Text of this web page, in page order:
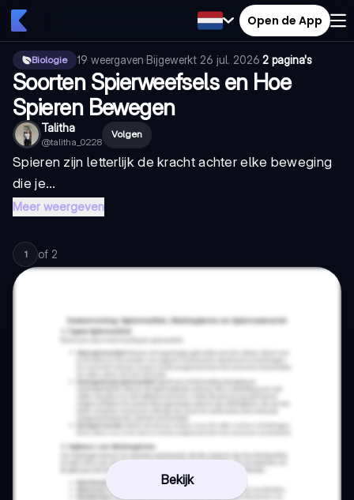
Open de App
Biologie 19 weergaven·Bijgewerkt 26 jul. 2026·2 pagina's
Soorten Spierweefsels en Hoe
Spieren Bewegen
Talitha
@talitha_0228
Volgen
Spieren zijn letterlijk de kracht achter elke beweging
die je...
Meer weergeven
1 of 2
Bekijk